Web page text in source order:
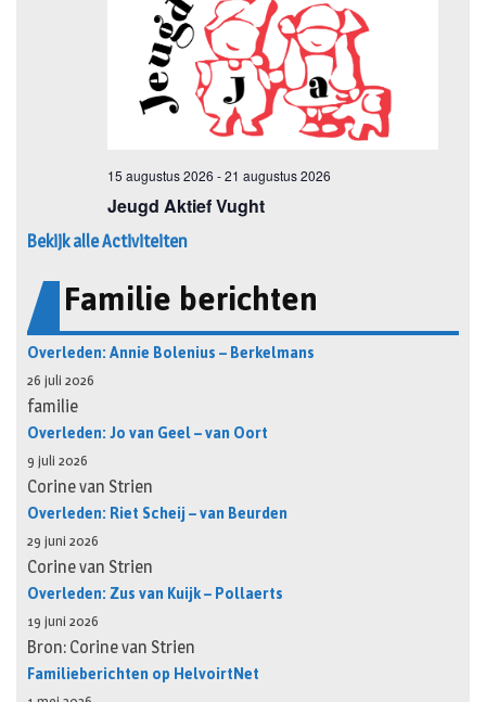
Bekijk alle Activiteiten
Familie berichten
Overleden: Annie Bolenius – Berkelmans
26 juli 2026
familie
Overleden: Jo van Geel – van Oort
9 juli 2026
Corine van Strien
Overleden: Riet Scheij – van Beurden
29 juni 2026
Corine van Strien
Overleden: Zus van Kuijk – Pollaerts
19 juni 2026
Bron: Corine van Strien
Familieberichten op HelvoirtNet